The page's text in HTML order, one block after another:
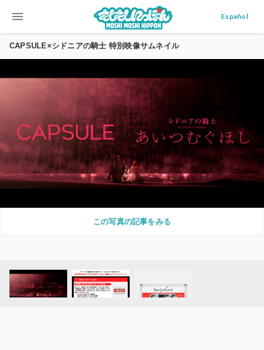
menu Español
CAPSULE×シドニアの騎士 特別映像サムネイル
この写真の記事をみる